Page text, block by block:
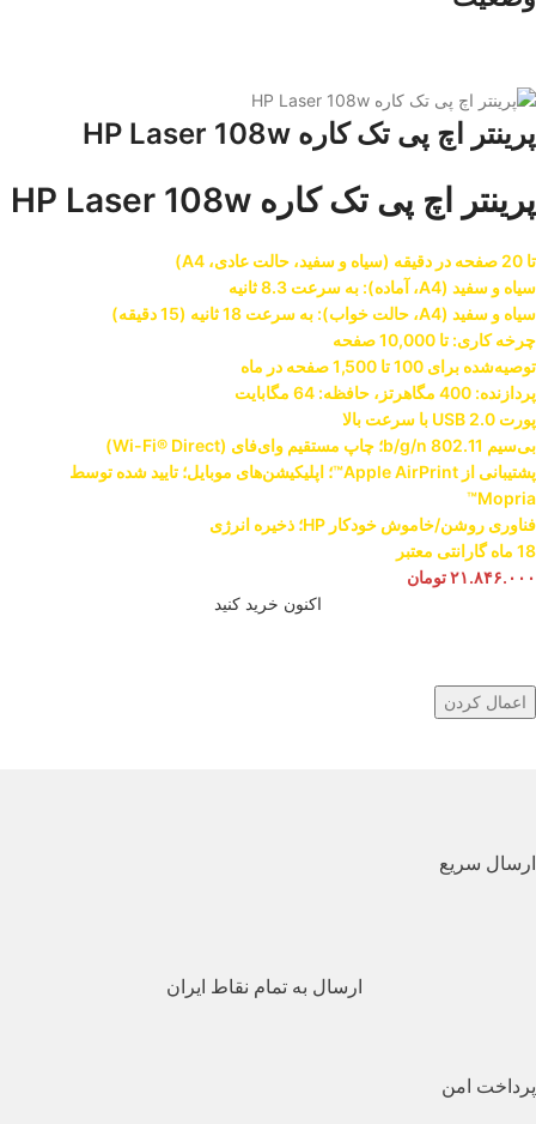
پرینتر اچ پی تک کاره HP Laser 108w
پرینتر اچ پی تک کاره HP Laser 108w
تا 20 صفحه در دقیقه (سیاه و سفید، حالت عادی، A4)
سیاه و سفید (A4، آماده): به سرعت 8.3 ثانیه
سیاه و سفید (A4، حالت خواب): به سرعت 18 ثانیه (15 دقیقه)
چرخه کاری: تا 10,000 صفحه
توصیه‌شده برای 100 تا 1,500 صفحه در ماه
پردازنده: 400 مگاهرتز، حافظه: 64 مگابایت
پورت USB 2.0 با سرعت بالا
بی‌سیم 802.11 b/g/n؛ چاپ مستقیم وای‌فای (Wi-Fi® Direct)
پشتیبانی از Apple AirPrint™؛ اپلیکیشن‌های موبایل؛ تایید شده توسط
Mopria™
فناوری روشن/خاموش خودکار HP؛ ذخیره انرژی
18 ماه گارانتی معتبر
۲۱.۸۴۶.۰۰۰تومان
اکنون خرید کنید
اعمال کردن
ارسال سریع
ارسال به تمام نقاط ایران
پرداخت امن